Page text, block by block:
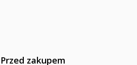
Przed zakupem